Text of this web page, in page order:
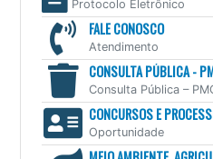
Protocolo Eletrônico
FALE CONOSCO
Atendimento
CONSULTA PÚBLICA -
Consulta Pública –
Oportunidade